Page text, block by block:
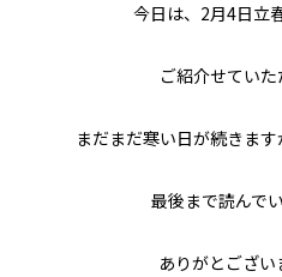
今日は、2月4日立
ご紹介せていた
まだまだ寒い日が続きます
最後まで読んで
ありがとござ